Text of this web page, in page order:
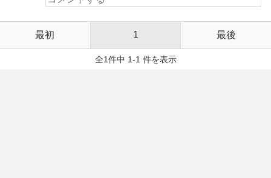
最初 1 最後
全1件中 1-1 件を表示